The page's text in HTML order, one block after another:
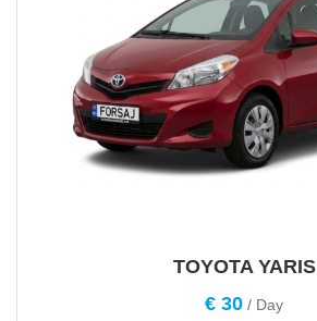
TOYOTA YARIS
€ 30 / Day